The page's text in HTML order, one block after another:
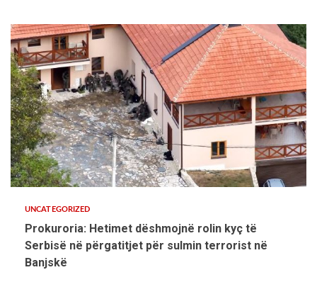
UNCATEGORIZED
Prokuroria: Hetimet dëshmojnë rolin kyç të
Serbisë në përgatitjet për sulmin terrorist në
Banjskë